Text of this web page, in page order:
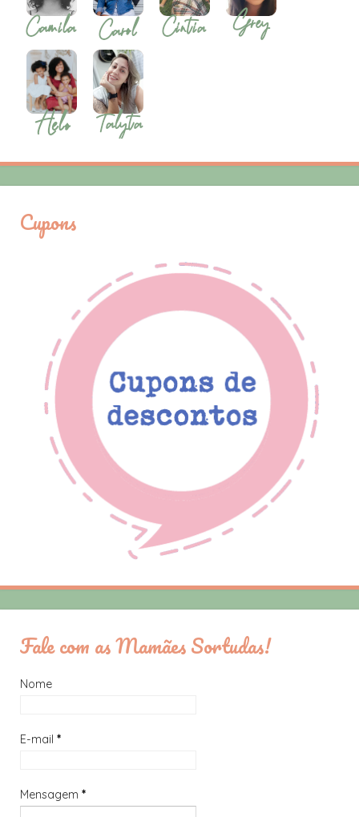
Cupons
Fale com as Mamães Sortudas!
Nome
E-mail *
Mensagem *